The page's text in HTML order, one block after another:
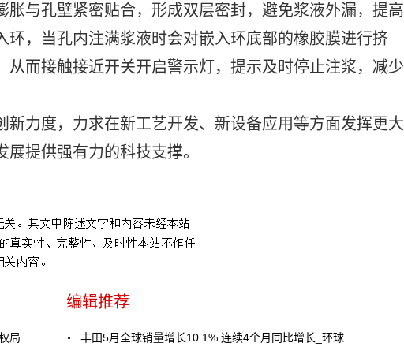
胀与孔壁紧密贴合，形成双层密封，避免浆液外漏，提高
环，当孔内注满浆液时会对嵌入环底部的橡胶膜进行挤
从而接触接近开关开启警示灯，提示及时停止注浆，减少
新力度，力求在新工艺开发、新设备应用等方面发挥更大
提供强有力的科技支撑。
局
编辑推荐
丰田5月全球销量增长10.1% 连续4个月同比增长_环球热讯